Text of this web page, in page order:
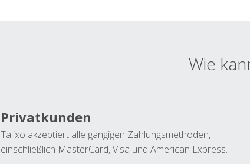
Wie
Privatkunden
Talixo akzeptiert alle gängigen Zahlungsmethoden,
einschließlich MasterCard, Visa und American Express.